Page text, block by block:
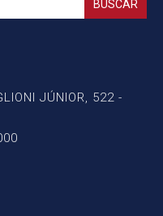
JÚNIOR, 522 -